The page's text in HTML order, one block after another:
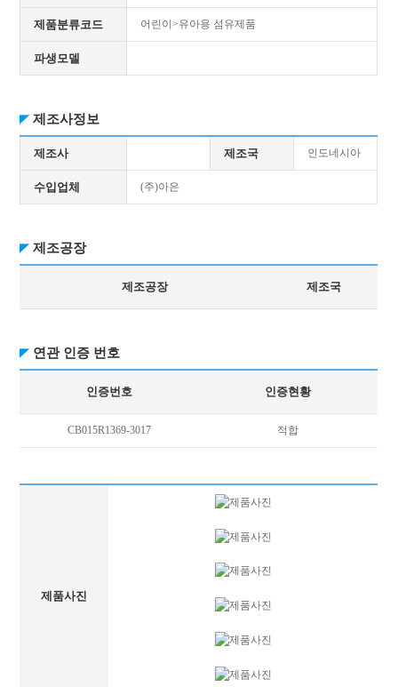
제품분류코드 어린이>유아용 섬유제품
파생모델
제조사정보
제조사 제조국 인도네시아
수입업체 (주)아은
제조공장
제조공장 제조국
연관 인증 번호
인증번호 인증현황
CB015R1369-3017 적합
제품사진